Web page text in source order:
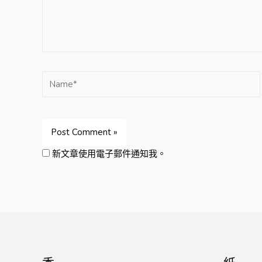
Name*
新文章使用電子郵件通知我。